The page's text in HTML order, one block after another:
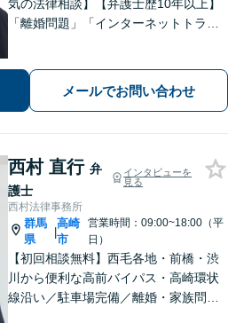
気の法律相談】【弁護士歴10年以上】
「離婚問題」「インターネットトラブ
そして大胆に、オーダーメイドの弁護
を展開します【高崎駅徒歩15分】
メールでお問い合わせ
西村 直行 弁
護士
インタビューを
見る
西村法律事務所
群馬
県
|
高崎
市
営業時間：09:00~18:00（平
日）
【初回相談無料】西毛各地・前橋・渋
川から便利な高前バイパス・高崎環状
線沿い／駐車場完備／離婚・家族問